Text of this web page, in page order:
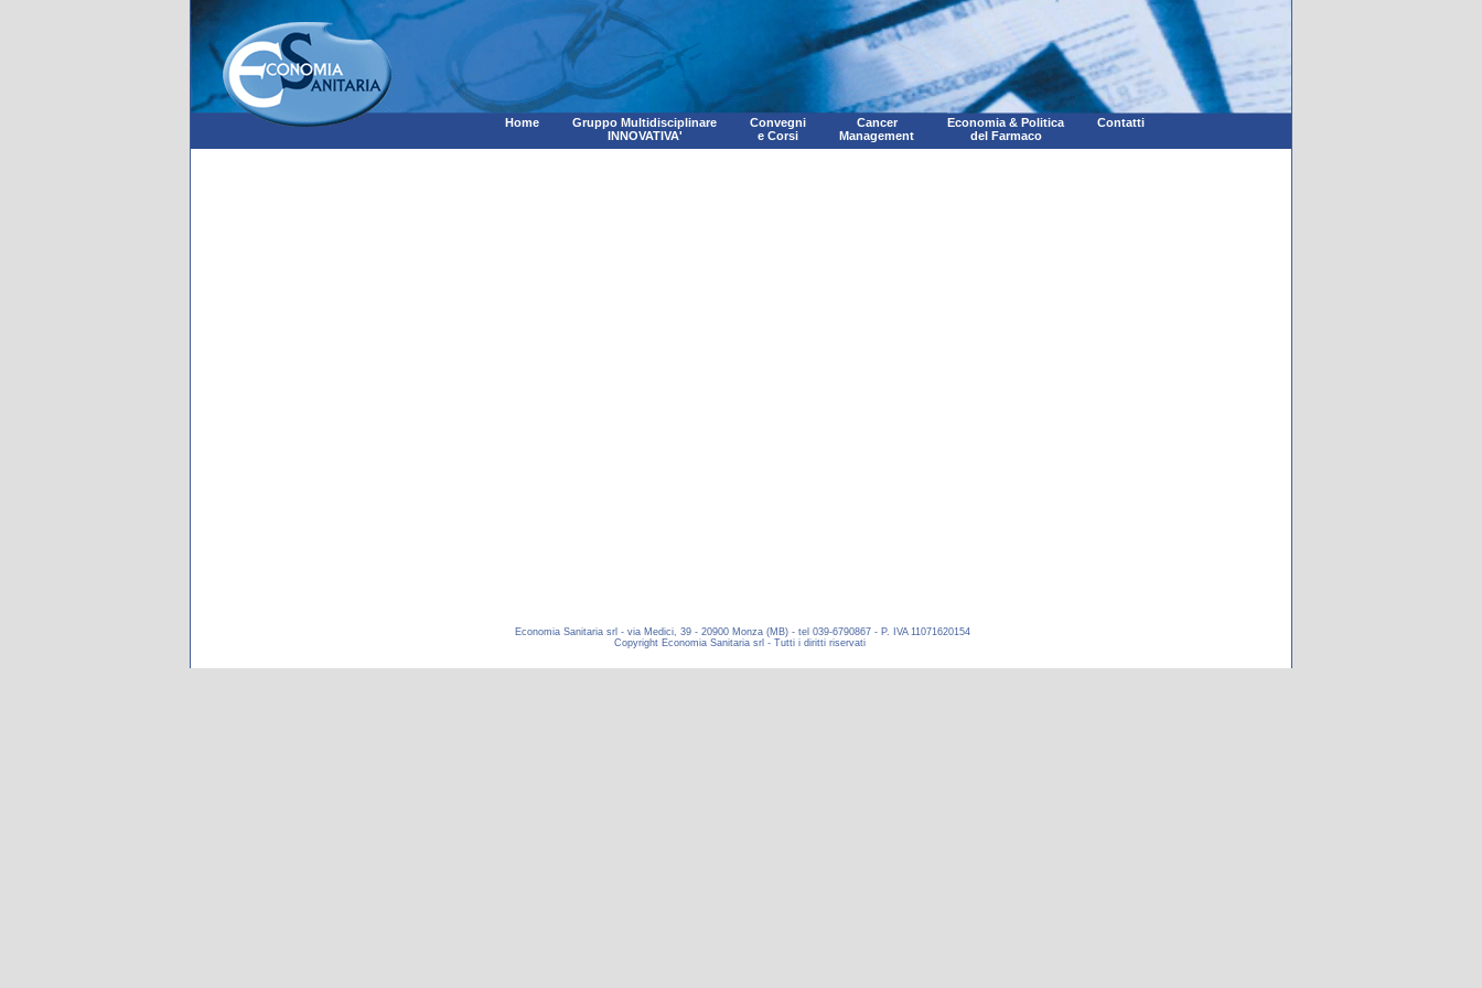
Home
Gruppo Multidisciplinare
INNOVATIVA'
Convegni
e Corsi
Cancer
Management
Economia & Politica
del Farmaco
Contatti
Economia Sanitaria srl - via Medici, 39 - 20900 Monza (MB) - tel 039-6790867 - P. IVA 11071620154
Copyright Economia Sanitaria srl - Tutti i diritti riservati